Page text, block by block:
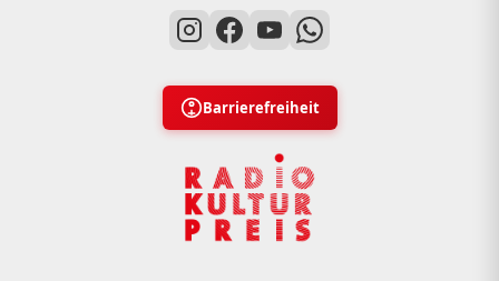
Barrierefreiheit